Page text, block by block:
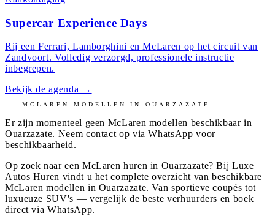
Supercar Experience Days
Rij een Ferrari, Lamborghini en McLaren op het circuit van
Zandvoort. Volledig verzorgd, professionele instructie
inbegrepen.
Bekijk de agenda →
MCLAREN MODELLEN INOUARZAZATE
Er zijn momenteel geen McLaren modellen beschikbaar in
Ouarzazate. Neem contact op via WhatsApp voor
beschikbaarheid.
Op zoek naar een McLaren huren in Ouarzazate? Bij Luxe
Autos Huren vindt u het complete overzicht van beschikbare
McLaren modellen in Ouarzazate. Van sportieve coupés tot
luxueuze SUV's — vergelijk de beste verhuurders en boek
direct via WhatsApp.